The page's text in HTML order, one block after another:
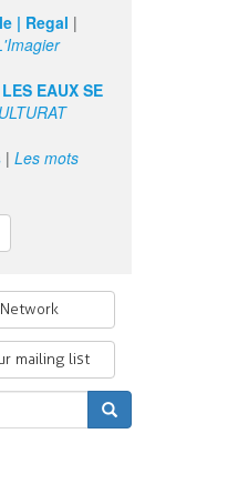
| Regal |
EAUX SE
| Les mots
mailing list